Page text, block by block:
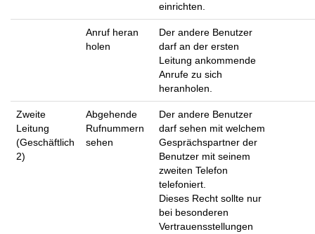
einrichten.
Anruf heran
holen
Der andere Benutzer
darf an der ersten
Leitung ankommende
Anrufe zu sich
heranholen.
Zweite
Leitung
(Geschäftlich
2)
Abgehende
Rufnummern
sehen
Der andere Benutzer
darf sehen mit welchem
Gesprächspartner der
Benutzer mit seinem
zweiten Telefon
telefoniert.
Dieses Recht sollte nur
bei besonderen
Vertrauensstellungen